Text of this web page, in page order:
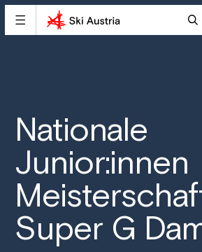
Nationale
Junior:innen
Super G